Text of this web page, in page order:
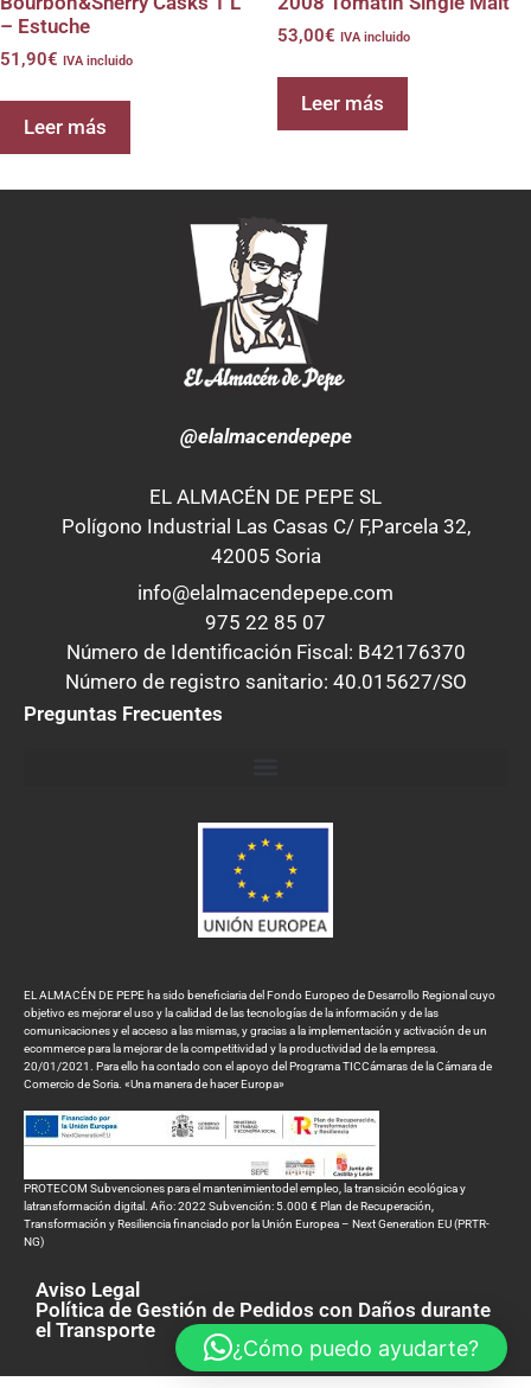
– Estuche
51,90€ IVA incluido
Leer más
53,00€ IVA incluido
Leer más
@elalmacendepepe
EL ALMACÉN DE PEPE SL
Polígono Industrial Las Casas C/ F,Parcela 32,
42005 Soria
info@elalmacendepepe.com
975 22 85 07
Número de Identificación Fiscal: B42176370
Número de registro sanitario: 40.015627/SO
Preguntas Frecuentes
EL ALMACÉN DE PEPE ha sido beneficiaria del Fondo Europeo de Desarrollo Regional cuyo
objetivo es mejorar el uso y la calidad de las tecnologías de la información y de las
comunicaciones y el acceso a las mismas, y gracias a la implementación y activación de un
ecommerce para la mejorar de la competitividad y la productividad de la empresa.
20/01/2021. Para ello ha contado con el apoyo del Programa TICCámaras de la Cámara de
Comercio de Soria. «Una manera de hacer Europa»
PROTECOM Subvenciones para el mantenimientodel empleo, la transición ecológica y
latransformación digital. Año: 2022 Subvención: 5.000 € Plan de Recuperación,
Transformación y Resiliencia financiado por la Unión Europea – Next Generation EU (PRTR-
NG)
Aviso Legal
Política de Gestión de Pedidos con Daños durante
el Transporte
¿Cómo puedo ayudarte?